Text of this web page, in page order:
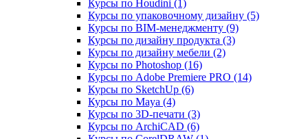
Курсы по Houdini (1)
Курсы по упаковочному дизайну (5)
Курсы по BIM‑менеджменту (9)
Курсы по дизайну продукта (3)
Курсы по дизайну мебели (2)
Курсы по Photoshop (16)
Курсы по Adobe Premiere PRO (14)
Курсы по SketchUp (6)
Курсы по Maya (4)
Курсы по 3D-печати (3)
Курсы по ArchiCAD (6)